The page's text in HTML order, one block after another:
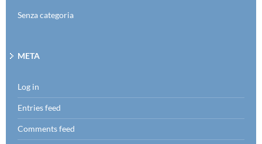
Senza categoria
META
Log in
Entries feed
Comments feed